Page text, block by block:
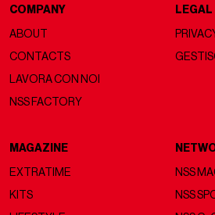
COMPANY
ABOUT
CONTACTS
LAVORA CON NOI
NSS FACTORY
LEGAL
MAGAZINE
EXTRATIME
KITS
NSS
NSS